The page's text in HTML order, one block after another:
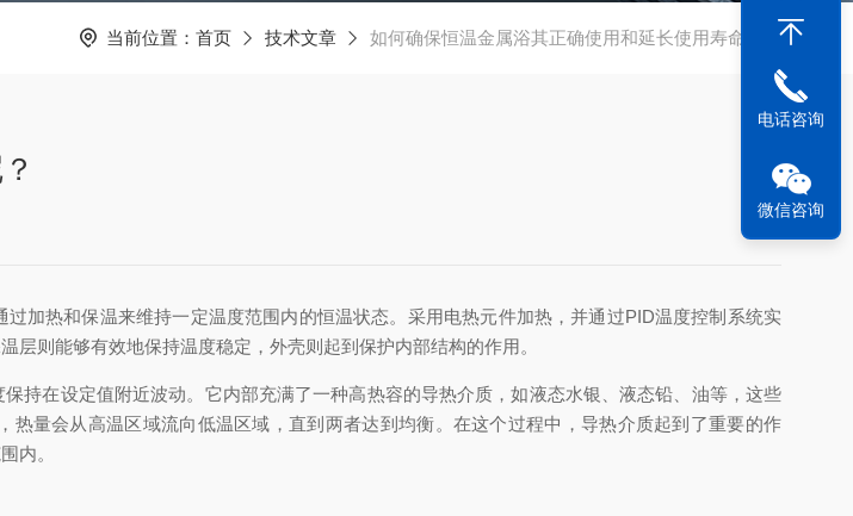
当前位置： 首页 技术文章 如何确保恒温金属浴其正确使用和延长使用寿命呢？
加热和保温来维持一定温度范围内的恒温状态。采用电热元件加热，并通过PID温度控制系统实
则能够有效地保持温度稳定，外壳则起到保护内部结构的作用。
在设定值附近波动。它内部充满了一种高热容的导热介质，如液态水银、液态铅、油等，这些
量会从高温区域流向低温区域，直到两者达到均衡。在这个过程中，导热介质起到了重要的作
内。
电话咨询
微信咨询